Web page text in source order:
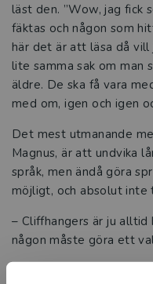
läst den. ”Wow, jag fick
fäktas och någon som
här det är att läsa då vill
lite samma sak om man
äldre. De ska få vara
med om, igen och igen
Det mest utmanande
Magnus, är att undvika
språk, men ändå göra
möjligt, och absolut
– Cliffhangers är ju
någon måste göra ett